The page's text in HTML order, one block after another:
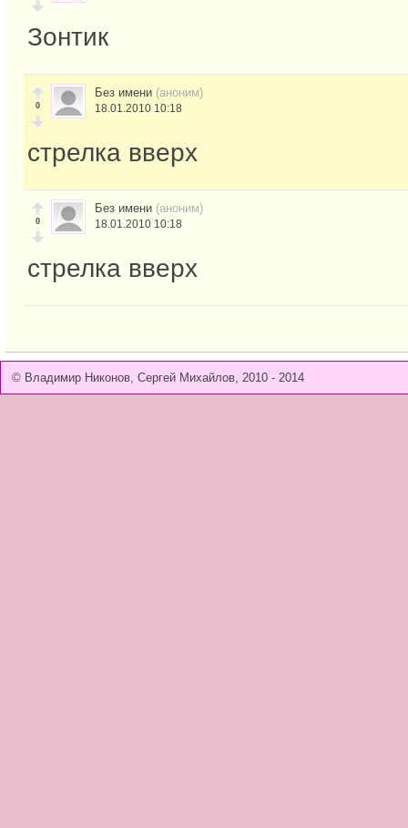
Зонтик
0
Без имени (аноним)
18.01.2010 10:18
стрелка вверх
0
Без имени (аноним)
18.01.2010 10:18
стрелка вверх
© Владимир Никонов, Сергей Михайлов, 2010 - 2014